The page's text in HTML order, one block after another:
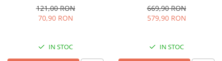
Pulse, Negru
121,00 RON
70,90 RON
IN STOC
interioara, Compartiment
gheata, H 82 cm, Alb
669,90 RON
579,90 RON
IN STOC